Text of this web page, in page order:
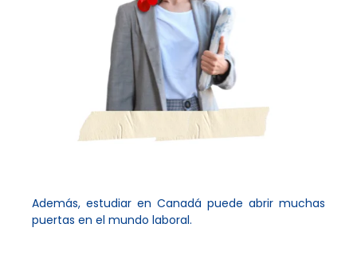
Además, estudiar en Canadá puede abrir muchas
puertas en el mundo laboral.